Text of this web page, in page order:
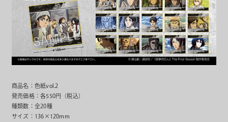
商品名：色紙vol.2
発売価格：各550円（税込）
種類数：全20種
サイズ：136×120mm